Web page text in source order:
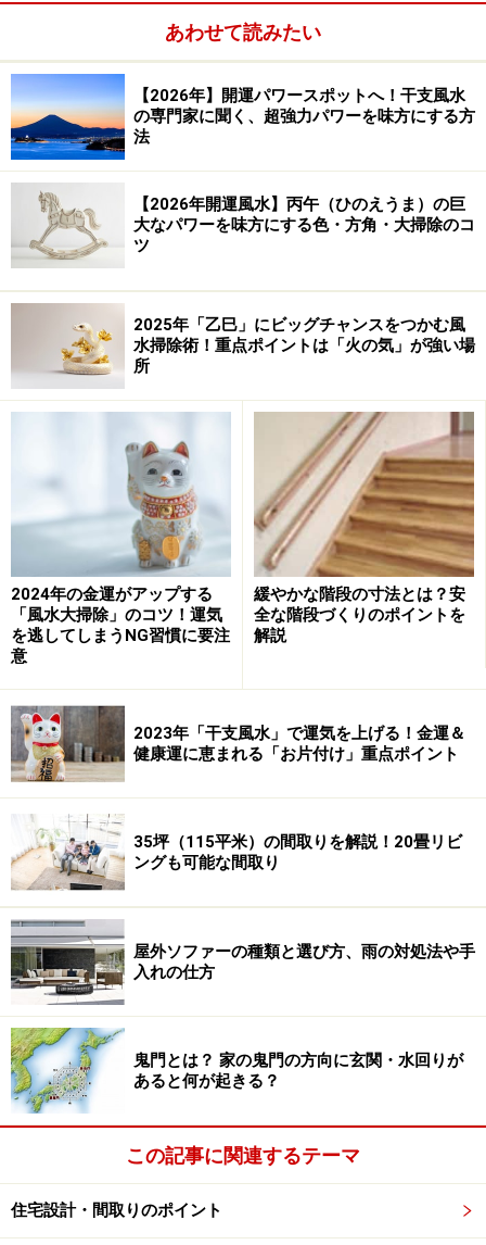
▼家づくりのためのファイル術
浴室をリラクゼーションルームに
※記事内容は執筆時点のものです。最新の内容をご確認くださ
次のページへ
あわせて読みたい
【2026年】開運パワースポットへ！干支風水
の専門家に聞く、超強力パワーを味方にする方
法
【2026年開運風水】丙午（ひのえうま）の巨
大なパワーを味方にする色・方角・大掃除のコ
ツ
2025年「乙巳」にビッグチャンスをつかむ風
水掃除術！重点ポイントは「火の気」が強い場
所
2024年の金運がアップする
「風水大掃除」のコツ！運気
を逃してしまうNG習慣に要注
意
緩やかな階段の寸法とは？安
全な階段づくりのポイントを
解説
2023年「干支風水」で運気を上げる！金運＆
健康運に恵まれる「お片付け」重点ポイント
35坪（115平米）の間取りを解説！20畳リビ
ングも可能な間取り
屋外ソファーの種類と選び方、雨の対処法や手
入れの仕方
鬼門とは？ 家の鬼門の方向に玄関・水回りが
あると何が起きる？
この記事に関連するテーマ
住宅設計・間取りのポイント